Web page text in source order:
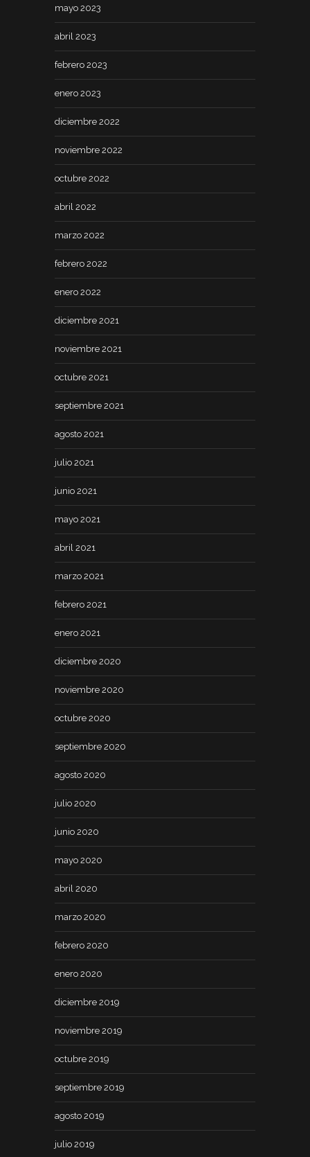
mayo 2023
abril 2023
febrero 2023
enero 2023
diciembre 2022
noviembre 2022
octubre 2022
abril 2022
marzo 2022
febrero 2022
enero 2022
diciembre 2021
noviembre 2021
octubre 2021
septiembre 2021
agosto 2021
julio 2021
junio 2021
mayo 2021
abril 2021
marzo 2021
febrero 2021
enero 2021
diciembre 2020
noviembre 2020
octubre 2020
septiembre 2020
agosto 2020
julio 2020
junio 2020
mayo 2020
abril 2020
marzo 2020
febrero 2020
enero 2020
diciembre 2019
noviembre 2019
octubre 2019
septiembre 2019
agosto 2019
julio 2019